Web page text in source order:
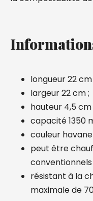
longueur 22 cm
largeur 22 cm ;
hauteur 4,5 cm
capacité 1350
couleur havane
peut être
résistant à la
maximale de